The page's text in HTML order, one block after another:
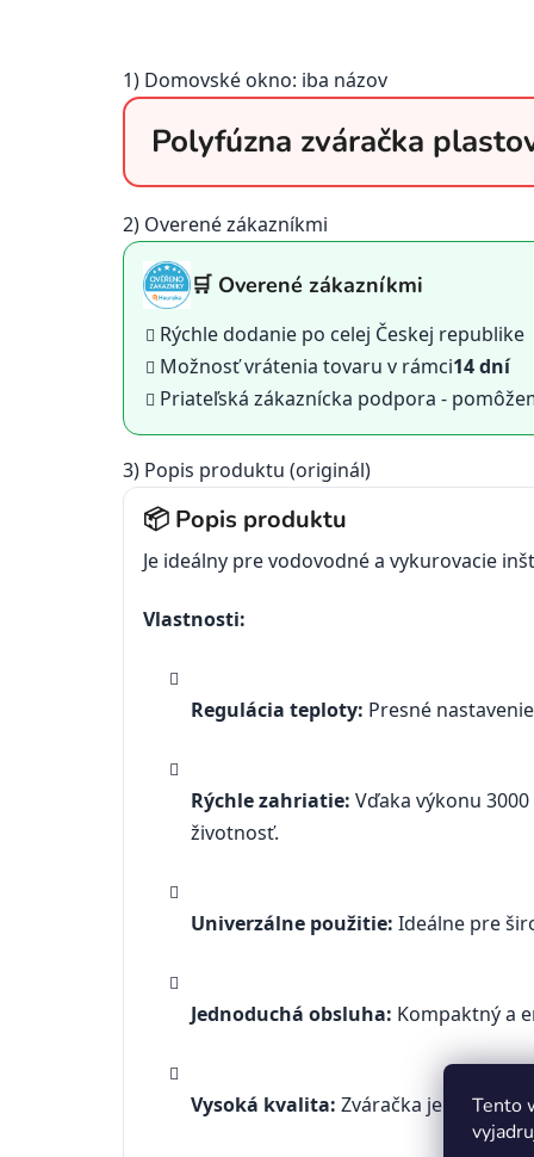
Tento
1) Domovské okno: iba názov
Polyfúzna zváračka
2) Overené zákazníkmi
🛒 Overené zákazníkmi
Rýchle dodanie po celej Českej republike
Možnosť vrátenia tovaru v rámci14 dní
Priateľská zákaznícka podpora -
3) Popis produktu (originál)
📦 Popis produktu
Je ideálny pre vodovodné a vykurovacie
Vlastnosti:
Regulácia teploty: Presné
Rýchle zahriatie: Vďaka výkonu
životnosť.
Univerzálne použitie: Ideálne pre
Jednoduchá obsluha: Kompaktný a
Vysoká kvalita: Zváračka je